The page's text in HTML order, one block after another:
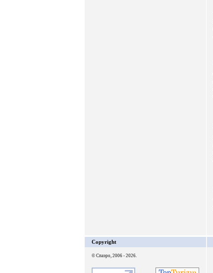
Copyright
© Спаэро, 2006 - 2026.